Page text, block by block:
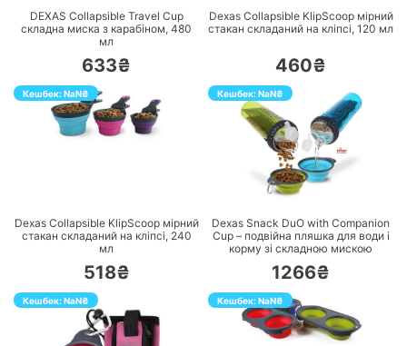
DEXAS Collapsible Travel Cup
складна миска з карабіном, 480
мл
633₴
Dexas Collapsible KlipScoop мірний
стакан складаний на кліпсі, 120 мл
460₴
Кешбек:NaN₴
Dexas Collapsible KlipScoop мірний
стакан складаний на кліпсі, 240
мл
518₴
Кешбек:NaN₴
ПЕРЕЙТИ
Dexas Snack DuO with Companion
Cup – подвійна пляшка для води і
корму зі складною мискою
1266₴
Кешбек:NaN₴ Кешбек:NaN₴